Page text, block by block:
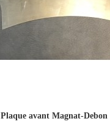
Plaque avant Magnat-Debon